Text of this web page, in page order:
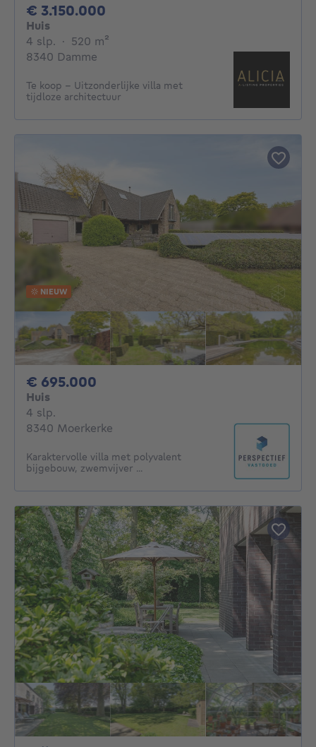
€ 3.150.000
Huis
4 slp. 4 slaapkamers
· 520 m²
8340 Damme
Te koop - Uitzonderlijke villa met
tijdloze architectuur
NIEUW
€ 695.000
Huis
4 slp.
8340 Moerkerke
Karaktervolle villa met polyvalent
bijgebouw, zwemvijver ...